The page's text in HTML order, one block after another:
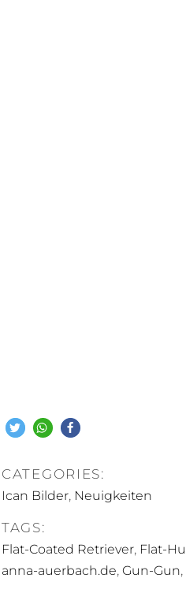
CATEGORIES:
Ican Bilder, Neuigkeiten
TAGS:
Flat-Coated Retriever, Flat-
anna-auerbach.de, Gun-Gun,